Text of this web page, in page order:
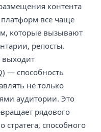
контента
все чаще
которые вызывают
репосты.
выходит
— способность
не только
аудитории. Это
рядового
стратега, способного